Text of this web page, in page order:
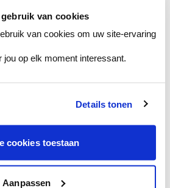
van cookies
van cookies om uw site-ervaring
jou op elk moment interessant.
Details tonen
cookies toestaan
Aanpassen
tinten om je kleur
advies om kleuren te
de kleuradviseur door je
op basis van de lichtinval